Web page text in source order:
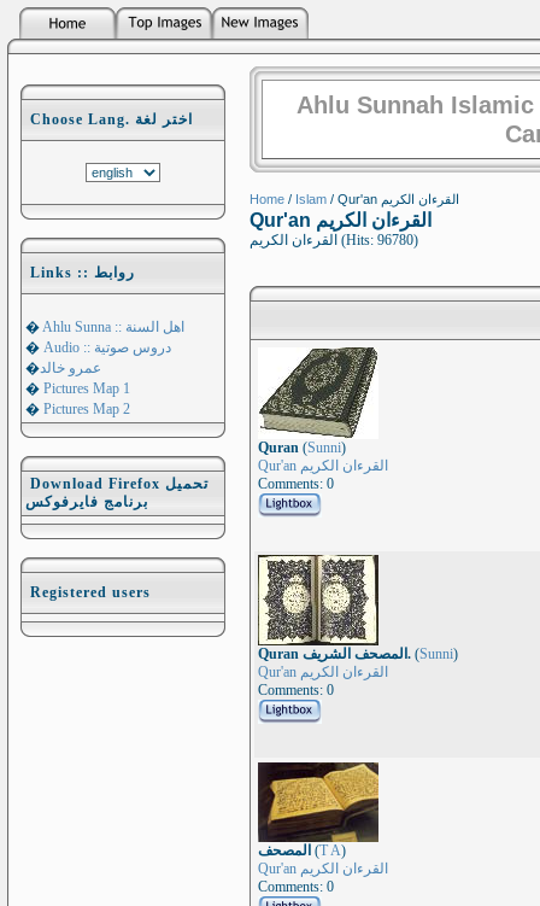
Choose Lang. اختر لغة
Links :: روابط
�
Ahlu Sunna :: اهل السنة
�
Audio :: دروس صوتية
�عمرو خالد
� Pictures Map 1
� Pictures Map 2
Download Firefox تحميل
برنامج فايرفوكس
Registered users
Ahlu Sunnah
Home / Islam / Qur'an القرءان الكريم
Qur'an القرءان الكريم
القرءان الكريم (Hits: 96780)
Quran (Sunni)
Qur'an القرءان الكريم
Comments: 0
Quran المصحف الشريف. (Sunni)
Qur'an القرءان الكريم
Comments: 0
المصحف (T A)
Qur'an القرءان الكريم
Comments: 0